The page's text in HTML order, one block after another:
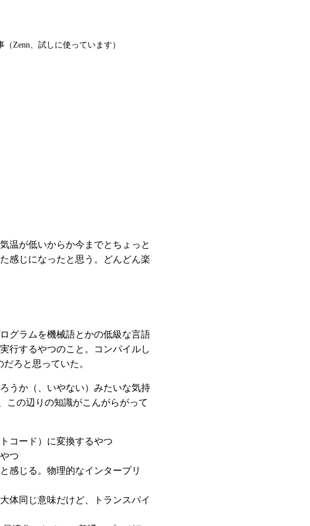
Zenn、試しに使っています）
温が低いからか今までとちょっと
感じになったと思う。どんどん楽
グラムを機械語とかの低級な言語
行するやつのこと。コンパイルし
ろと思っていた。
うか（、いやない）みたいな気持
この辺りの知識がこんがらがって
コード）に変換するやつ
つ
感じる。物理的なインタープリ
体同じ意味だけど、トランスパイ